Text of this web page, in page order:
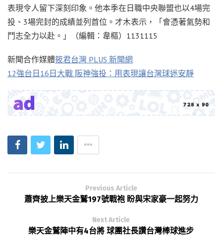
表現令人留下深刻印象。他本季在日職中央聯盟也以4場完
投、3場完封的成績並列首位。才木表示，「會憑著氣勢和
鬥志全力以赴。」（編輯：韋樞）1131115
新聞合作媒體筱君台灣 PLUS 新聞網
12強台日16日大戰 阪神強投：用表現讓台灣球迷安靜
Previous Article
蕭齊披上樂天金鷲197號戰袍 盼與宋家豪一起努力
Next Article
樂天金鷲陣中有4台將 球團社長讚台灣棒球進步